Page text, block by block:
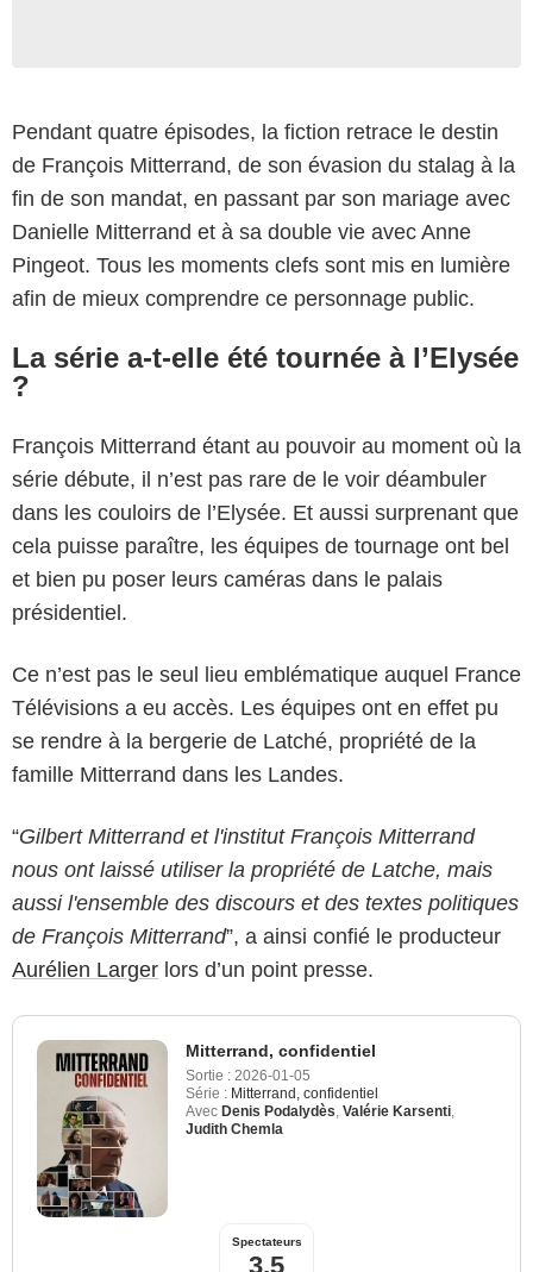
Pendant quatre épisodes, la fiction retrace le destin
de François Mitterrand, de son évasion du stalag à la
fin de son mandat, en passant par son mariage avec
Danielle Mitterrand et à sa double vie avec Anne
Pingeot. Tous les moments clefs sont mis en lumière
afin de mieux comprendre ce personnage public.
La série a-t-elle été tournée à l’Elysée
?
François Mitterrand étant au pouvoir au moment où la
série débute, il n’est pas rare de le voir déambuler
dans les couloirs de l’Elysée. Et aussi surprenant que
cela puisse paraître, les équipes de tournage ont bel
et bien pu poser leurs caméras dans le palais
présidentiel.
Ce n’est pas le seul lieu emblématique auquel France
Télévisions a eu accès. Les équipes ont en effet pu
se rendre à la bergerie de Latché, propriété de la
famille Mitterrand dans les Landes.
“Gilbert Mitterrand et l'institut François Mitterrand
nous ont laissé utiliser la propriété de Latche, mais
aussi l'ensemble des discours et des textes politiques
de François Mitterrand”, a ainsi confié le producteur
Aurélien Larger lors d’un point presse.
Mitterrand, confidentiel
Sortie : 2026-01-05
Série : Mitterrand, confidentiel
Avec Denis Podalydès Valérie Karsenti
Judith Chemla
Spectateurs
3,5